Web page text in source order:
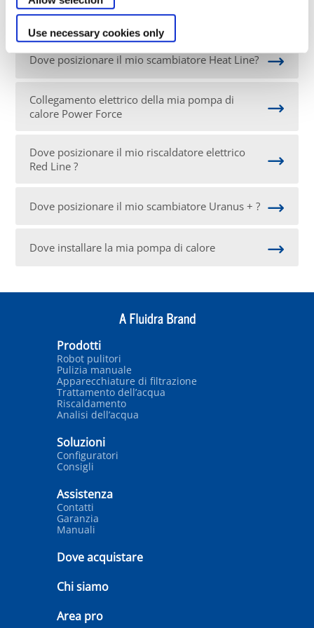
Use necessary cookies only
Collegamento idraulico della pompa di calore
Dove posizionare il mio scambiatore Heat Line?
Collegamento elettrico della mia pompa di
calore Power Force
Dove posizionare il mio riscaldatore elettrico
Red Line ?
Dove posizionare il mio scambiatore Uranus + ?
Dove installare la mia pompa di calore
Prodotti
Robot pulitori
Pulizia manuale
Apparecchiature di filtrazione
Trattamento dell’acqua
Riscaldamento
Analisi dell’acqua
Soluzioni
Configuratori
Consigli
Assistenza
Contatti
Garanzia
Manuali
Dove acquistare
Chi siamo
Area pro